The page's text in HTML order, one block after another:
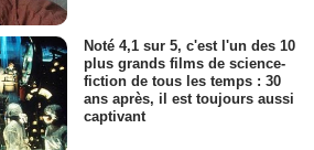
Noté 4,1 sur 5, c'est l'un des 10
plus grands films de science-
fiction de tous les temps : 30
ans après, il est toujours aussi
captivant